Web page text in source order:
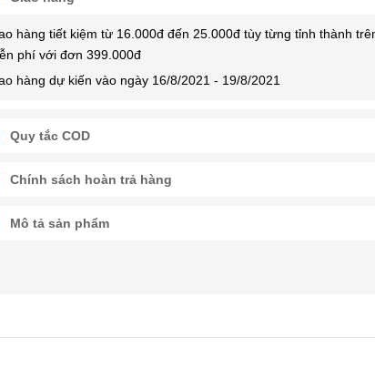
hàng tiết kiệm từ 16.000đ đến 25.000đ tùy từng tỉnh thành
phí với đơn 399.000đ
hàng dự kiến vào ngày 16/8/2021 - 19/8/2021
Quy tắc COD
Chính sách hoàn trả hàng
Mô tả sản phẩm